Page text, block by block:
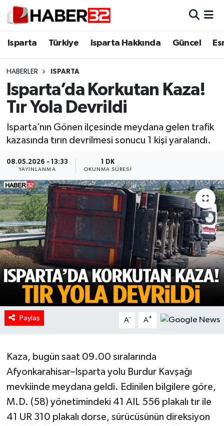
Isparta Türkiye Isparta Hakkında Güncel
HABERLER ISPARTA
Isparta’da Korkutan Kaza!
Tır Yola Devrildi
Isparta’nın Gönen ilçesinde meydana gelen trafik
kazasında tırın devrilmesi sonucu 1 kişi yaralandı.
08.05.2026 - 13:33
YAYINLANMA
1 DK
OKUNMA SÜRESI
Paylaş A- A+
Kaza, bugün saat 09.00 sıralarında
Afyonkarahisar–Isparta yolu Burdur Kavşağı
mevkiinde meydana geldi. Edinilen bilgilere göre,
M.D. (58) yönetimindeki 41 AIL 556 plakalı tır ile
41 UR 310 plakalı dorse, sürücüsünün direksiyon
Isparta
Esnaf Diyor ki;
ASAYİŞ
BİLİM VE TEKNOLOJİ
EĞİTİM
GENEL
Güncel
HABERDE İNSAN
İlginç
KÜLTÜR SANAT
MAGAZİN
POLİTİKA
RESMİ İLANLAR
SAĞLIK
Isparta Nöbetçi Eczaneler
Isparta Trafik Yoğunluk Haritası
Süper Lig Puan Durumu ve Fikstür
Tüm Manşetler
Son Dakika Haberleri
Haber Arşivi